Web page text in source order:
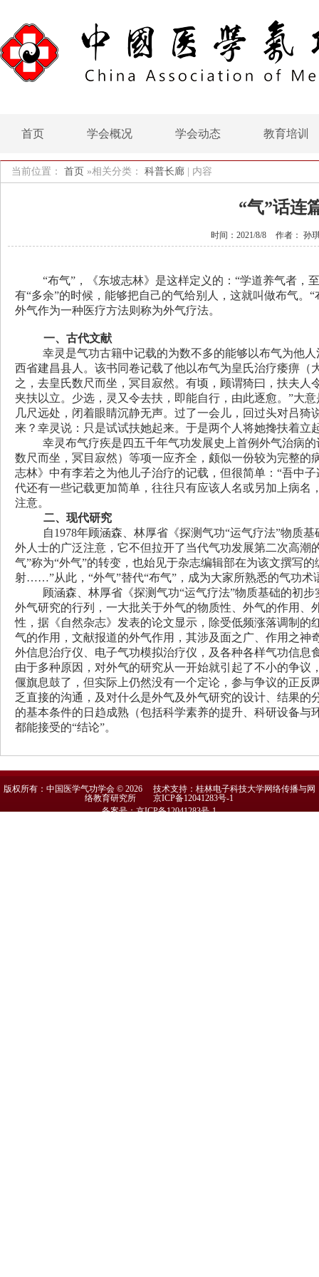
首页 学会概况 学会动态 教育培训
当前位置： 首页 »相关分类： 科普长廊 内容
“气”话连
时间：2021/8/8 作者： 孙
“布气”，《东坡志林》是这样定义的：“学道养气者
有“多余”的时候，能够把自己的气给别人，这就叫做布气。
外气作为一种医疗方法则称为外气疗法。
一、古代文献
幸灵是气功古籍中记载的为数不多的能够以布气为他
西省建昌县人。该书同卷记载了他以布气为皇氏治疗痿痹
之，去皇氏数尺而坐，冥目寂然。有顷，顾谓猗曰，扶夫
夹扶以立。少选，灵又令去扶，即能自行，由此逐愈。”大
几尺远处，闭着眼睛沉静无声。过了一会儿，回过头对吕
来？幸灵说：只是试试扶她起来。于是两个人将她搀扶着
幸灵布气疗疾是四五千年气功发展史上首例外气治病
数尺而坐，冥目寂然）等项一应齐全，颇似一份较为完整
志林》中有李若之为他儿子治疗的记载，但很简单：“吾中
代还有一些记载更加简单，往往只有应该人名或另加上病
注意。
二、现代研究
自1978年顾涵森、林厚省《探测气功“运气疗法”物质
外人士的广泛注意，它不但拉开了当代气功发展第二次高
气”称为“外气”的转变，也始见于杂志编辑部在为该文撰写
射……”从此，“外气”替代“布气”，成为大家所熟悉的气功术
顾涵森、林厚省《探测气功“运气疗法”物质基础的初
外气研究的行列，一大批关于外气的物质性、外气的作用
性，据《自然杂志》发表的论文显示，除受低频涨落调制
气的作用，文献报道的外气作用，其涉及面之广、作用之
外信息治疗仪、电子气功模拟治疗仪，及各种各样气功信
由于多种原因，对外气的研究从一开始就引起了不小的争
偃旗息鼓了，但实际上仍然没有一个定论，参与争议的正
乏直接的沟通，及对什么是外气及外气研究的设计、结果
的基本条件的日趋成熟（包括科学素养的提升、科研设备
都能接受的“结论”。
版权所有：中国医学气功学会 © 2026 技术支持：桂林电子科技大学网络传播与网
络教育研究所京ICP备12041283号-1
备案号：京ICP备12041283号-1